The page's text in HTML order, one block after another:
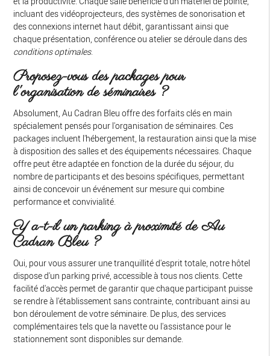
incluant des vidéoprojecteurs, des systèmes de sonorisation et
des connexions internet haut débit, garantissant ainsi que
chaque présentation, conférence ou atelier se déroule dans des
conditions optimales.
Proposez-vous des packages pour
l'organisation de séminaires ?
Absolument, Au Cadran Bleu offre des forfaits clés en main
spécialement pensés pour l'organisation de séminaires. Ces
packages incluent l'hébergement, la restauration ainsi que la mise
à disposition des salles et des équipements nécessaires. Chaque
offre peut être adaptée en fonction de la durée du séjour, du
nombre de participants et des besoins spécifiques, permettant
ainsi de concevoir un événement sur mesure qui combine
performance et convivialité.
Y a-t-il un parking à proximité de Au
Cadran Bleu ?
Oui, pour vous assurer une tranquillité d'esprit totale, notre hôtel
dispose d'un parking privé, accessible à tous nos clients. Cette
facilité d'accès permet de garantir que chaque participant puisse
se rendre à l'établissement sans contrainte, contribuant ainsi au
bon déroulement de votre séminaire. De plus, des services
complémentaires tels que la navette ou l'assistance pour le
stationnement sont disponibles sur demande.